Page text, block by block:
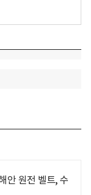
안 원전 벨트, 수